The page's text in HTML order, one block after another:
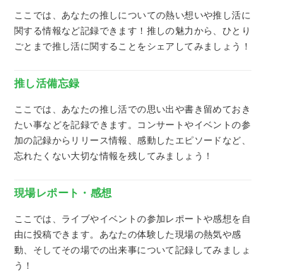
ここでは、あなたの推しについての熱い想いや推し活に
関する情報など記録できます！推しの魅力から、ひとり
ごとまで推し活に関することをシェアしてみましょう！
推し活備忘録
ここでは、あなたの推し活での思い出や書き留めておき
たい事などを記録できます。コンサートやイベントの参
加の記録からリリース情報、感動したエピソードなど、
忘れたくない大切な情報を残してみましょう！
現場レポート・感想
ここでは、ライブやイベントの参加レポートや感想を自
由に投稿できます。あなたの体験した現場の熱気や感
動、そしてその場での出来事について記録してみましょ
う！